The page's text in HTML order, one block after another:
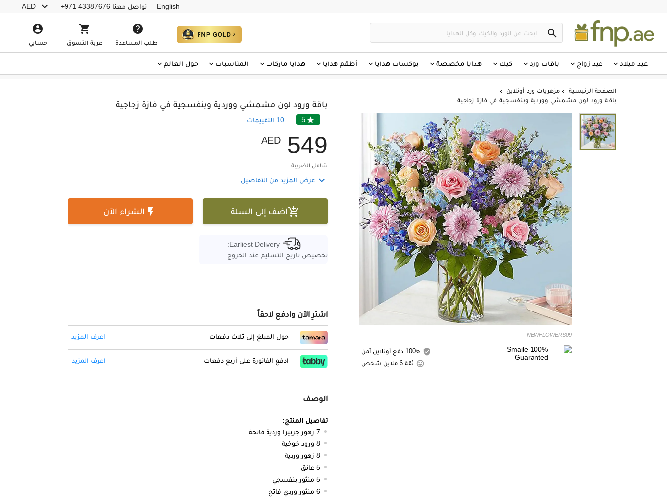
English تواصل معنا +971 43387676
AED 


طلب المساعدة

عربة التسوق

حسابي
عيد ميلاد عيد زواج باقات ورد كيك هدايا مخصصة بوكسات هدايا أطقم هدايا هدايا ماركات المناسبات حول العالم
الصفحة الرئيسية  مزهريات ورد أونلاين 
باقة ورود لون مشمشي ووردية وبنفسجية في فازة زجاجية
NEWFLOWERS09
ثقة 6 ملاين شخص.
باقة ورود لون مشمشي ووردية وبنفسجية في فازة زجاجية
5
10 التقييمات
AED 549
شامل الضريبة
 عرض المزيد من التفاصيل
اضف إلى السلة  الشراء الآن
Earliest Delivery:
تخصيص تاريخ التسليم عند الخروج
اشترِ الآن وادفع لاحقاً
حول المبلغ إلى ثلاث دفعات اعرف المزيد
ادفع الفاتورة على أربع دفعات اعرف المزيد
الوصف
تفاصيل المنتج:
7 زهور جربيرا وردية فاتحة
8 ورود خوخية
8 زهور وردية
5 عائق
5 منثور بنفسجي
6 منثور وردي فاتح